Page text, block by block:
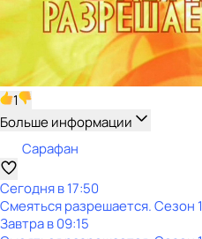
1
Больше информации
Сарафан
Сегодня в 17:50
Смеяться разрешается. Сезон 1
Завтра в 09:15